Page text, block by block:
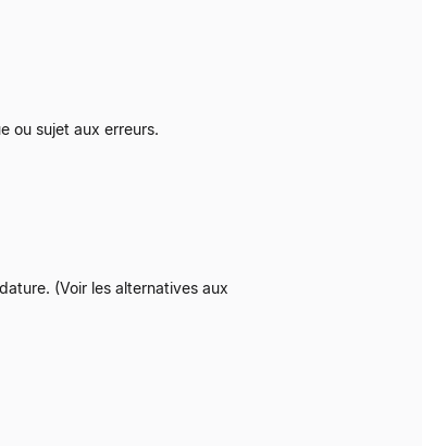
ou sujet aux erreurs.
(Voir les alternatives aux